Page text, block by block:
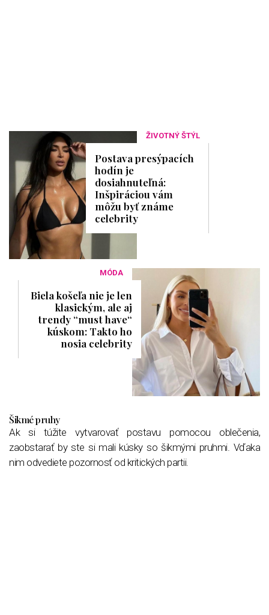
ŽIVOTNÝ ŠTÝL
Postava presýpacích
hodín je
dosiahnuteľná:
Inšpiráciou vám
môžu byť známe
celebrity
MÓDA
Biela košeľa nie je len
klasickým, ale aj
trendy “must have“
kúskom: Takto ho
nosia celebrity
Šikmé pruhy
Ak si túžite vytvarovať postavu pomocou oblečenia,
zaobstarať by ste si mali kúsky so šikmými pruhmi. Vďaka
nim odvediete pozornosť od kritických partii.